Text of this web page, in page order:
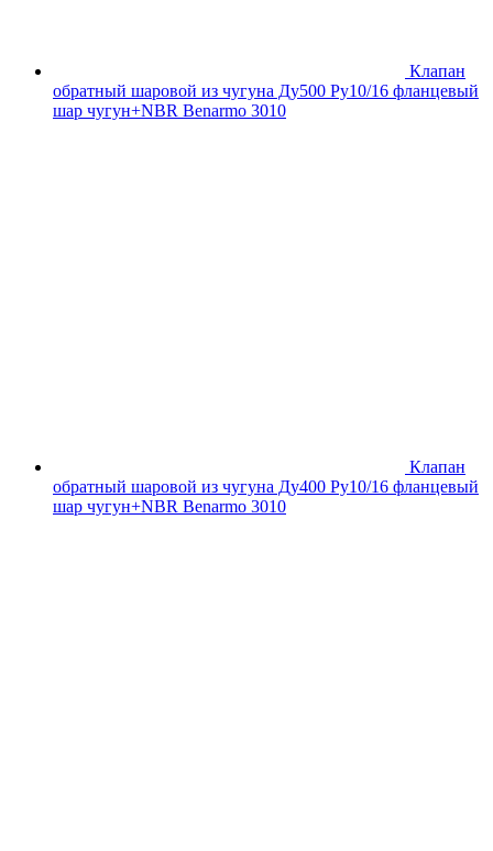
Клапан
обратный шаровой из чугуна Ду500 Ру10/16 фланцевый
шар чугун+NBR Benarmo 3010
Клапан
обратный шаровой из чугуна Ду400 Ру10/16 фланцевый
шар чугун+NBR Benarmo 3010